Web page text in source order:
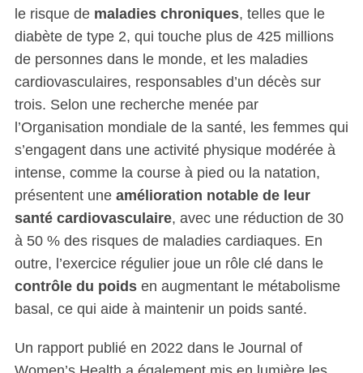
le risque de maladies chroniques, telles que le
diabète de type 2, qui touche plus de 425 millions
de personnes dans le monde, et les maladies
cardiovasculaires, responsables d’un décès sur
trois. Selon une recherche menée par
l’Organisation mondiale de la santé, les femmes qui
s’engagent dans une activité physique modérée à
intense, comme la course à pied ou la natation,
présentent une amélioration notable de leur
santé cardiovasculaire, avec une réduction de 30
à 50 % des risques de maladies cardiaques. En
outre, l’exercice régulier joue un rôle clé dans le
contrôle du poidsen augmentant le métabolisme
basal, ce qui aide à maintenir un poids santé.
Un rapport publié en 2022 dans le Journal of